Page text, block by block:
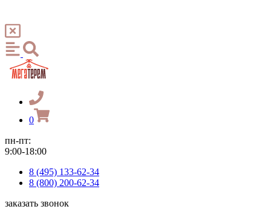
0
пн-пт:
9:00-18:00
8 (495) 133-62-34
8 (800) 200-62-34
заказать звонок